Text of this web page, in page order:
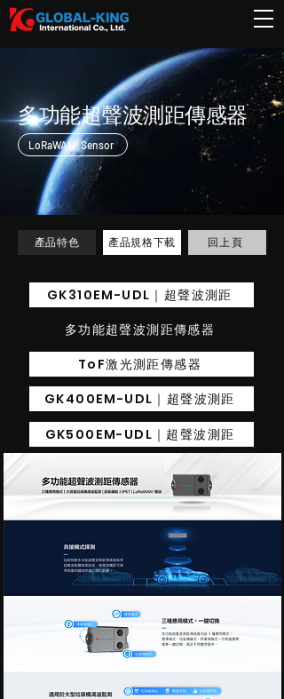
多功能超聲波測距傳感器
LoRaWAN® Sensor
產品特色 產品規格下載 回上頁
GK310EM-UDL｜超聲波測距
多功能超聲波測距傳感器
ToF激光測距傳感器
GK400EM-UDL｜超聲波測距
GK500EM-UDL｜超聲波測距